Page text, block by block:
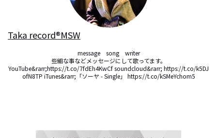
Taka record®︎MSW
message　song　writer
些細な事などメッセージにして歌ってます。
YouTube&rarr;https://t.co/7fdEh4KwCf soundcloud&rarr; https://t.co/k5DJ
ofN8TP iTunes&rarr;「ソーヤ - Single」 https://t.co/kSMeYchom5